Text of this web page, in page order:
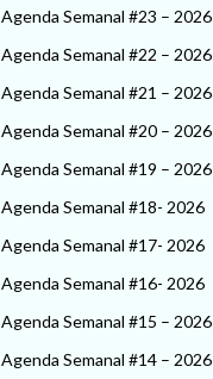
Agenda Semanal #23 – 2026
Agenda Semanal #22 – 2026
Agenda Semanal #21 – 2026
Agenda Semanal #20 – 2026
Agenda Semanal #19 – 2026
Agenda Semanal #18- 2026
Agenda Semanal #17- 2026
Agenda Semanal #16- 2026
Agenda Semanal #15 – 2026
Agenda Semanal #14 – 2026